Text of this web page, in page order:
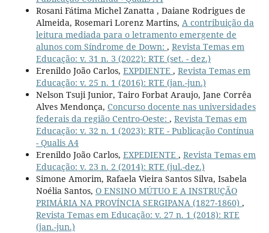
Rosani Fátima Michel Zanatta , Daiane Rodrigues de
Almeida, Rosemari Lorenz Martins, A contribuição da
leitura mediada para o letramento emergente de
alunos com Síndrome de Down: , Revista Temas em
Educação: v. 31 n. 3 (2022): RTE (set. - dez.)
Erenildo João Carlos, EXPDIENTE , Revista Temas em
Educação: v. 25 n. 1 (2016): RTE (jan.-jun.)
Nelson Tsuji Junior, Tairo Forbat Araujo, Jane Corrêa
Alves Mendonça, Concurso docente nas universidades
federais da região Centro-Oeste: , Revista Temas em
Educação: v. 32 n. 1 (2023): RTE - Publicação Contínua
- Qualis A4
Erenildo João Carlos, EXPEDIENTE , Revista Temas em
Educação: v. 23 n. 2 (2014): RTE (jul.-dez.)
Simone Amorim, Rafaela Vieira Santos Silva, Isabela
Noélia Santos, O ENSINO MÚTUO E A INSTRUÇÃO
PRIMÁRIA NA PROVÍNCIA SERGIPANA (1827-1860) ,
Revista Temas em Educação: v. 27 n. 1 (2018): RTE
(jan.-jun.)